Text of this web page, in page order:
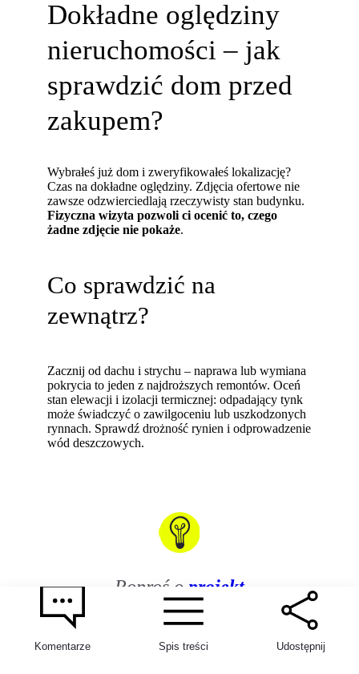
Dokładne oględziny
nieruchomości – jak
sprawdzić dom przed
zakupem?
Wybrałeś już dom i zweryfikowałeś lokalizację?
Czas na dokładne oględziny. Zdjęcia ofertowe nie
zawsze odzwierciedlają rzeczywisty stan budynku.
Fizyczna wizyta pozwoli ci ocenić to, czego
żadne zdjęcie nie pokaże.
Co sprawdzić na
zewnątrz?
Zacznij od dachu i strychu – naprawa lub wymiana
pokrycia to jeden z najdroższych remontów. Oceń
stan elewacji i izolacji termicznej: odpadający tynk
może świadczyć o zawilgoceniu lub uszkodzonych
rynnach. Sprawdź drożność rynien i odprowadzenie
wód deszczowych.
Poproś o projekt
budowlany
dokumentację
Komentarze Spis treści Udostępnij